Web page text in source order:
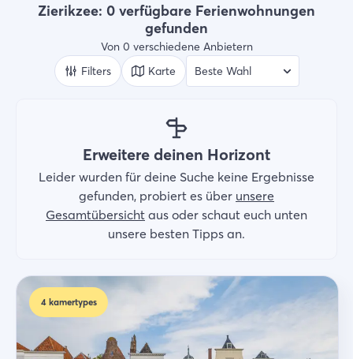
Ferienwohnungen
Wer
2 Gäste
Zierikzee: 0 verfügbare Ferienwohnungen
gefunden
Von 0 verschiedene Anbietern
Filters
Karte
Erweitere deinen Horizont
Leider wurden für deine Suche keine Ergebnisse
gefunden, probiert es über unsere
Gesamtübersicht aus oder schaut euch unten
unsere besten Tipps an.
4 kamertypes